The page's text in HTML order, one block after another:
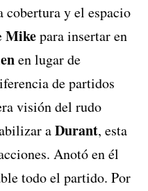
cobertura y el espacio
Mikepara insertar en
en lugar de
de partidos
visión del rudo
aDurant, esta
Anotó en él
todo el partido. Por